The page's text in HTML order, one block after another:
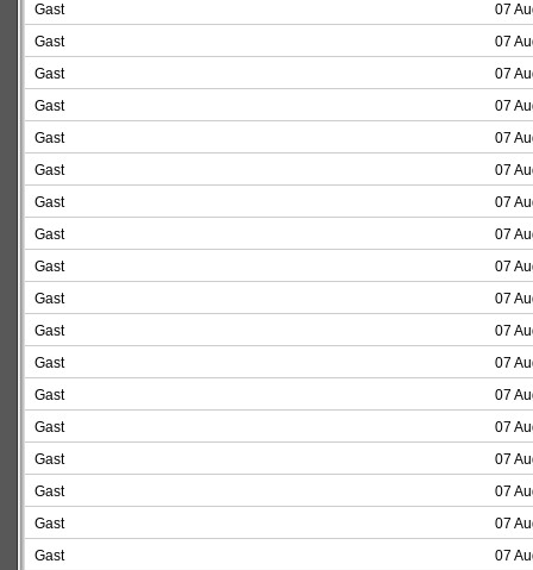
Gast
07
Gast
07
Gast
07
Gast
07
Gast
07
Gast
07
Gast
07
Gast
07
Gast
07
Gast
07
Gast
07
Gast
07
Gast
07
Gast
07
Gast
07
Gast
07
Gast
07
Gast
07